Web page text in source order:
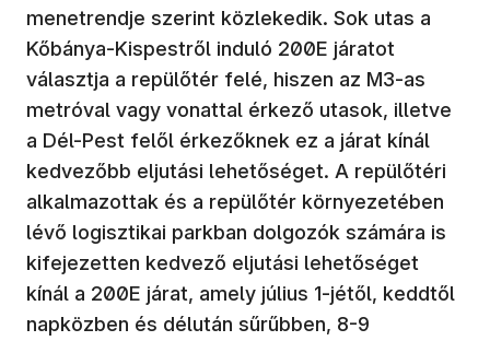
menetrendje szerint közlekedik. Sok utas a
Kőbánya-Kispestről induló 200E járatot
választja a repülőtér felé, hiszen az M3-as
metróval vagy vonattal érkező utasok, illetve
a Dél-Pest felől érkezőknek ez a járat kínál
kedvezőbb eljutási lehetőséget. A repülőtéri
alkalmazottak és a repülőtér környezetében
lévő logisztikai parkban dolgozók számára is
kifejezetten kedvező eljutási lehetőséget
kínál a 200E járat, amely július 1-jétől, keddtől
napközben és délután sűrűbben, 8-9